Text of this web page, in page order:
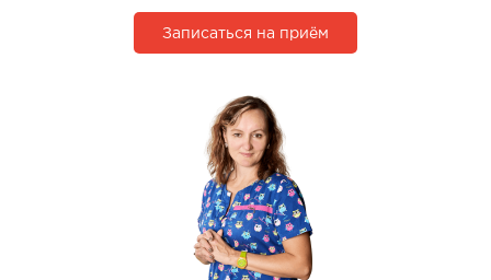
Записаться на приём